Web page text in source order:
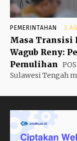
PEMERINTAHAN 3
Masa Transisi
Wagub Reny:
Pemulihan
Sulawesi Tengah